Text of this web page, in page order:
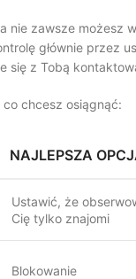
nie zawsze możesz
głównie przez
się z Tobą
chcesz osiągnąć:
NAJLEPSZA
Ustawić, że
Cię tylko znajomi
Blokowanie